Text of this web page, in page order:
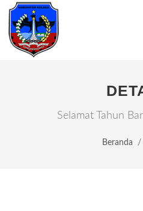
Selamat Tahun
Beranda